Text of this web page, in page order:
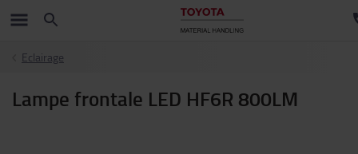
Eclairage
Lampe frontale LED HF6R 800LM